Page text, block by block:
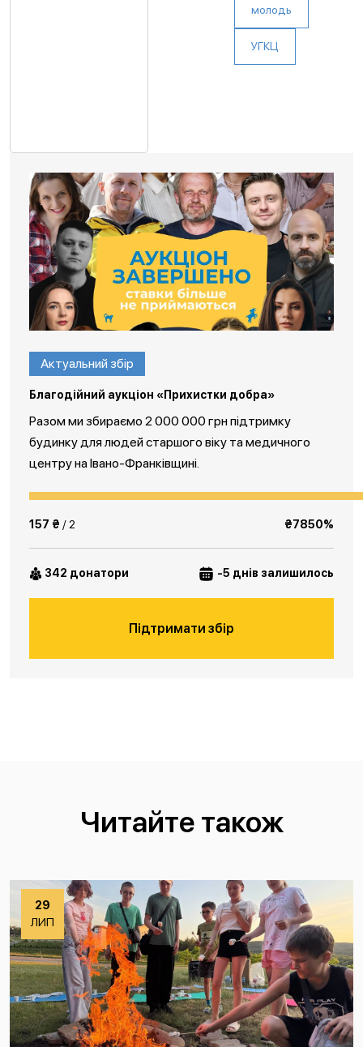
молодь
УГКЦ
Актуальний збір
Благодійний аукціон «Прихистки добра»
Разом ми збираємо 2 000 000 грн підтримку
будинку для людей старшого віку та медичного
центру на Івано-Франківщині.
157 ₴ / 2 ₴7850%
342 донатори -5 днів залишилось
Підтримати збір
Читайте також
29
ЛИП